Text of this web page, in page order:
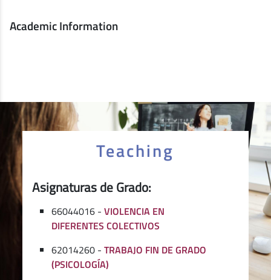
Academic Information
Teaching
Asignaturas de Grado:
66044016 -VIOLENCIA EN
DIFERENTES COLECTIVOS
62014260 -TRABAJO FIN DE GRADO
(PSICOLOGÍA)